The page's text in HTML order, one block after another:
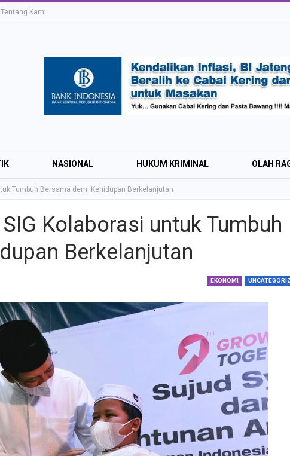
Tentang Kami
NASIONAL HUKUM KRIMINAL OLAH
Tumbuh Bersama demi Kehidupan Berkelanjutan
Kolaborasi untuk Tumbuh
Berkelanjutan
EKONOMI
Peringatan UHC
Kesehatan
Penguatan…
Resmikan Pasar
Semarang,
Dijaga Bersama